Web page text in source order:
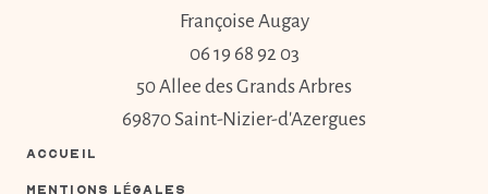
Françoise Augay
06 19 68 92 03
50 Allee des Grands Arbres
69870 Saint-Nizier-d'Azergues
ACCUEIL
MENTIONS LÉGALES